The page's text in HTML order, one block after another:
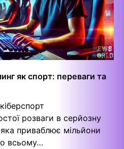
як спорт: переваги та
розваги в серйозну
приваблює мільйони
всьому…